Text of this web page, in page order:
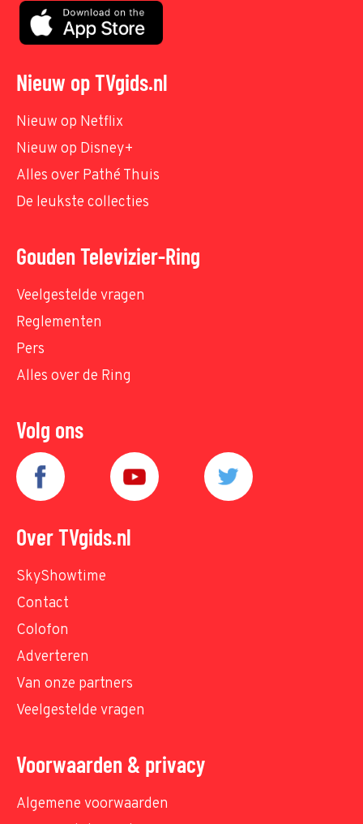
Nieuw op TVgids.nl
Nieuw op Netflix
Nieuw op Disney+
Alles over Pathé Thuis
De leukste collecties
Gouden Televizier-Ring
Veelgestelde vragen
Reglementen
Pers
Alles over de Ring
Volg ons
Over TVgids.nl
SkyShowtime
Contact
Colofon
Adverteren
Van onze partners
Veelgestelde vragen
Voorwaarden & privacy
Algemene voorwaarden